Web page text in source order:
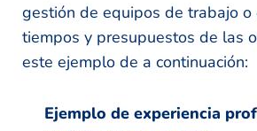
gestión de equipos de trabajo
tiempos y presupuestos de las
este ejemplo de a continuación:
Ejemplo de experiencia